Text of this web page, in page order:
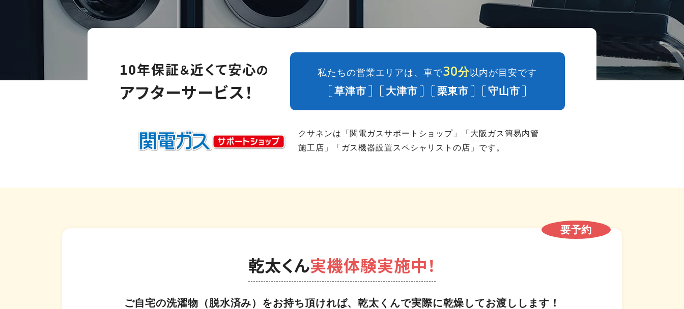
10年保証＆近くて安心の
アフターサービス！
私たちの営業エリアは、車で30分以内が目安です
草津市 大津市 栗東市 守山市
クサネンは「関電ガスサポートショップ」「大阪ガス簡易内管
施工店」「ガス機器設置スペシャリストの店」です。
要予約
乾太くん実機体験実施中！
ご自宅の洗濯物（脱水済み）をお持ち頂ければ、乾太くんで実際に乾燥してお渡しします！